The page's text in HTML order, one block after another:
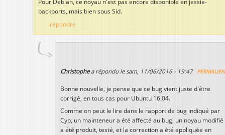
Pour Debian, ce noyau n'est pas encore disponible en jessie-
backports, mais bien sous Sid.
répondre
Christophea répondu le sam, 11/06/2016 - 19:47 PERMALIEN
Bonne nouvelle, je pense que ce bug vient juste d'être
corrigé, en tous cas pour Ubuntu 16.04.
Comme on peut le lire dans le rapport de bug indiqué par
Cyp, un mainteneur a été affecté au bug, un noyau modifié
a été produit, testé, et la correction a été appliquée en